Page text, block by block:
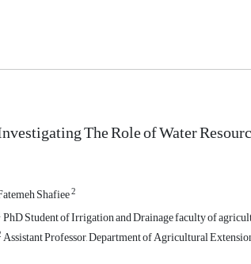
The Role of Water
Shafiee2
PhD Student of Irrigation and Drainage faculty of
Assistant Professor, Department of Agricultural